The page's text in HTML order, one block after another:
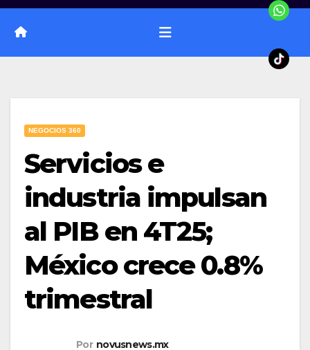
NEGOCIOS 360
Servicios e
industria impulsan
al PIB en 4T25;
México crece 0.8%
trimestral
Por novusnews.mx